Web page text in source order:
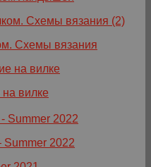
Схемы вязания
вилке
2022